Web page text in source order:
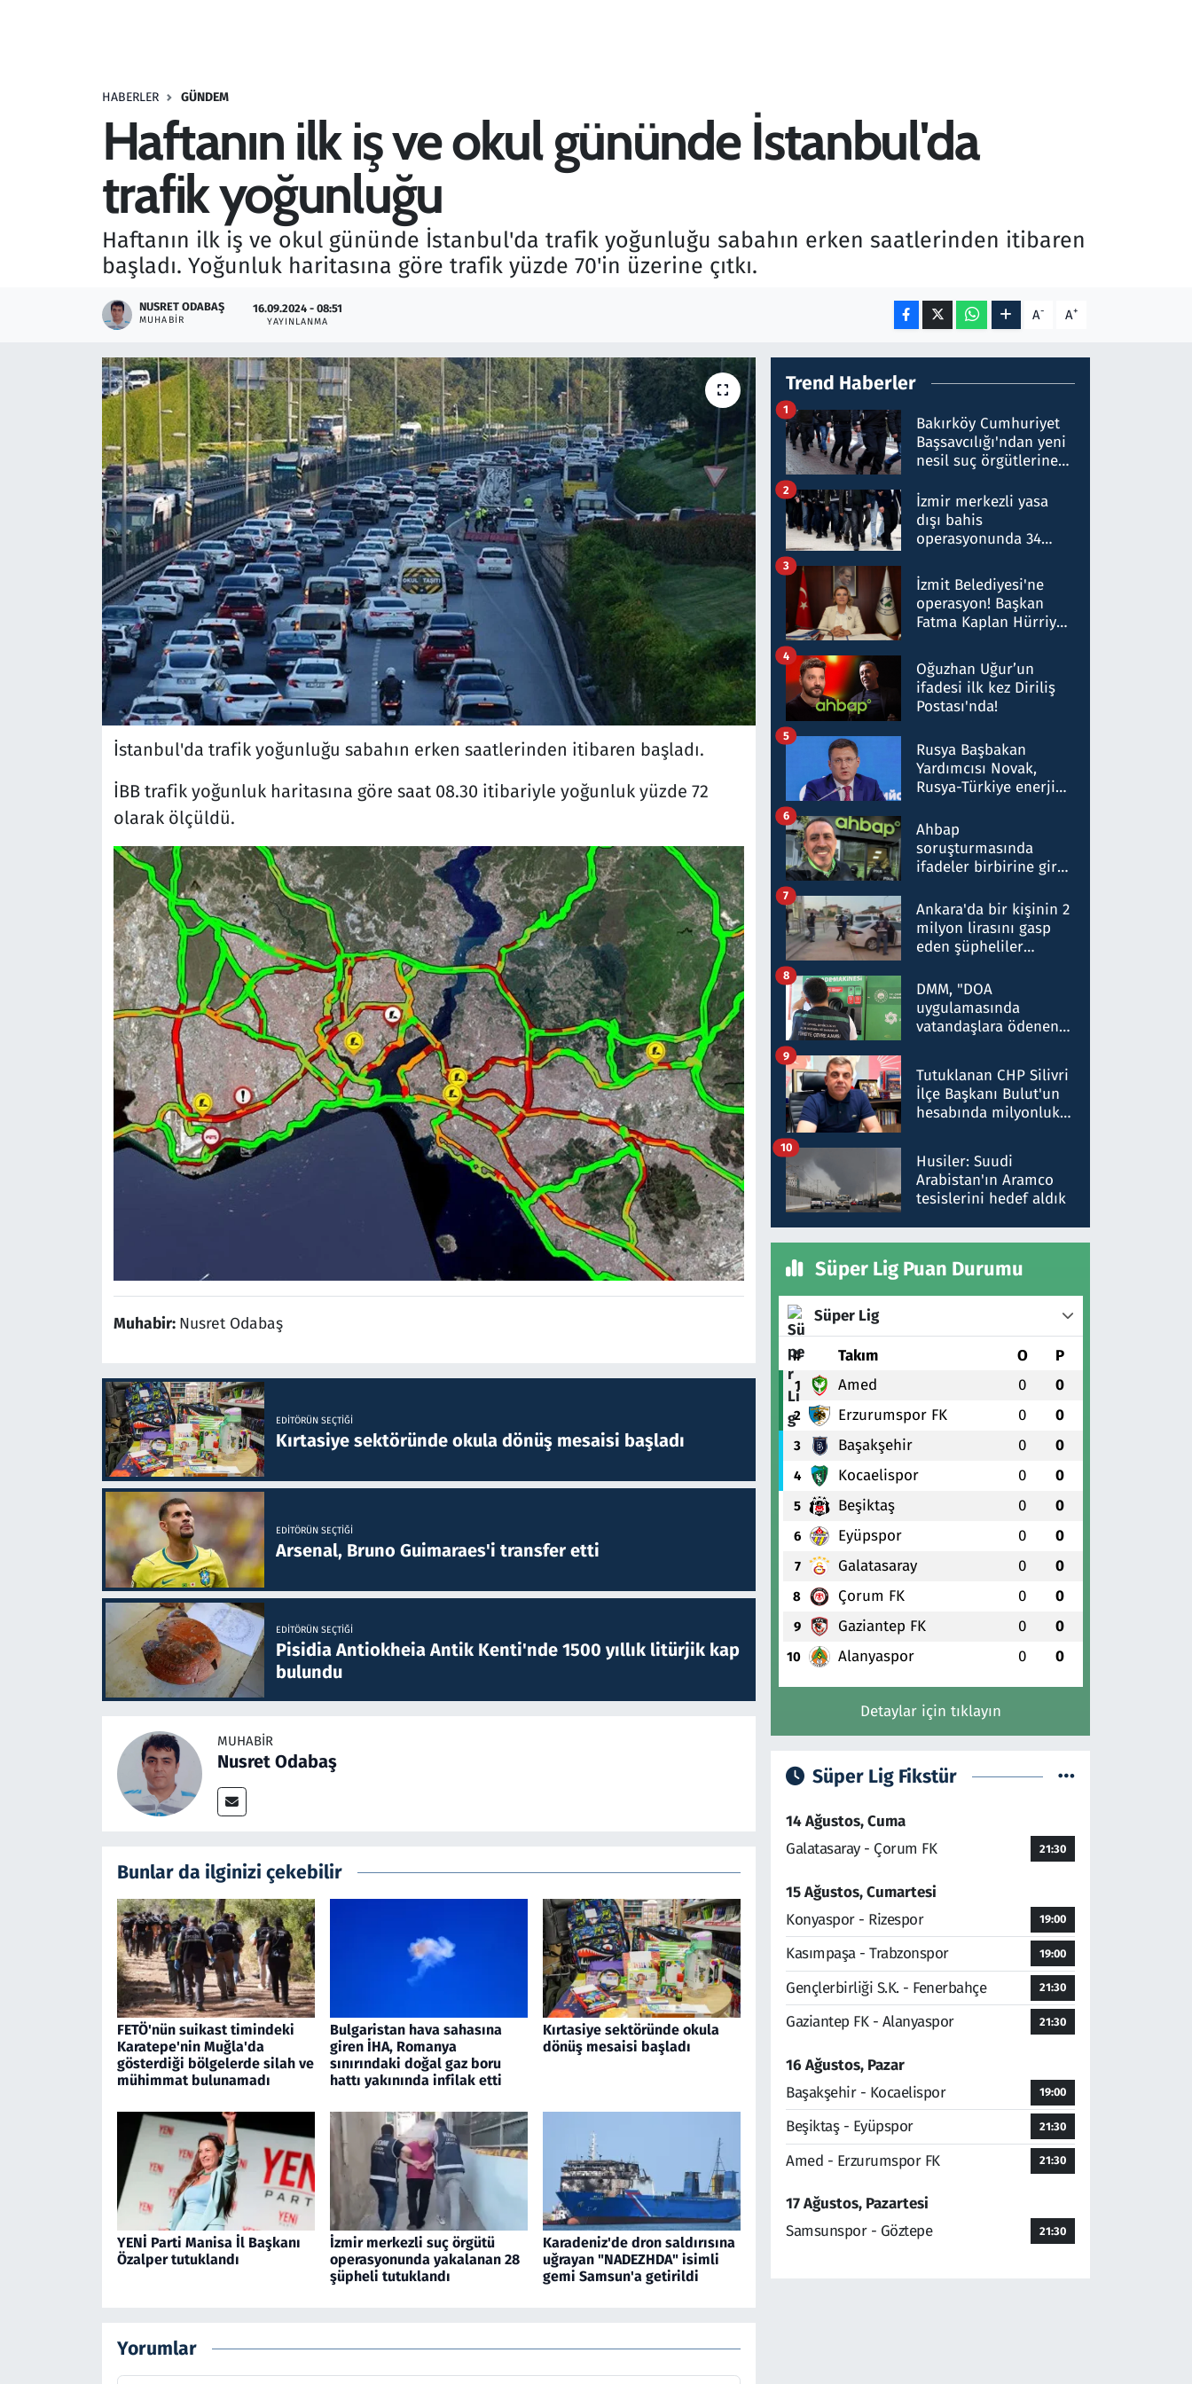
HABERLER GÜNDEM
Haftanın ilk iş ve okul gününde İstanbul'da
trafik yoğunluğu
Haftanın ilk iş ve okul gününde İstanbul'da trafik yoğunluğu sabahın erken saatlerinden itibaren
başladı. Yoğunluk haritasına göre trafik yüzde 70'in üzerine çıtkı.
NUSRET ODABAŞ
MUHABIR
16.09.2024 - 08:51
YAYINLANMA A- A+
İstanbul'da trafik yoğunluğu sabahın erken saatlerinden itibaren başladı.
İBB trafik yoğunluk haritasına göre saat 08.30 itibariyle yoğunluk yüzde 72
olarak ölçüldü.
Muhabir: Nusret Odabaş
EDITÖRÜN SEÇTIĞI
Kırtasiye sektöründe okula dönüş mesaisi başladı
EDITÖRÜN SEÇTIĞI
Arsenal, Bruno Guimaraes'i transfer etti
EDITÖRÜN SEÇTIĞI
Pisidia Antiokheia Antik Kenti'nde 1500 yıllık litürjik kap
bulundu
MUHABIR
Nusret Odabaş
Bunlar da ilginizi çekebilir
FETÖ'nün suikast timindeki
Karatepe'nin Muğla'da
gösterdiği bölgelerde silah ve
mühimmat bulunamadı
Bulgaristan hava sahasına
giren İHA, Romanya
sınırındaki doğal gaz boru
hattı yakınında infilak etti
Kırtasiye sektöründe okula
dönüş mesaisi başladı
YENİ Parti Manisa İl Başkanı
Özalper tutuklandı
İzmir merkezli suç örgütü
operasyonunda yakalanan 28
şüpheli tutuklandı
Karadeniz'de dron saldırısına
uğrayan "NADEZHDA" isimli
gemi Samsun'a getirildi
Yorumlar
Trend Haberler
Bakırköy Cumhuriyet
Başsavcılığı'ndan yeni
nesil suç örgütlerine
hakkında gözaltı kararı
1
İzmir merkezli yasa
dışı bahis
operasyonunda 34
Milyar liralık para
trafiği tespit edildi
2
İzmit Belediyesi'ne
operasyon! Başkan
Fatma Kaplan Hürriyet
3
Oğuzhan Uğur’un
ifadesi ilk kez Diriliş
Postası'nda!
4
Rusya Başbakan
Yardımcısı Novak,
Rusya-Türkiye enerji
nitelikte olduğunu
belirtti
5
Ahbap
soruşturmasında
ifadeler birbirine girdi:
ifadelerinden ortaya
çıkan tablo şok etti
6
Ankara'da bir kişinin 2
milyon lirasını gasp
eden şüpheliler
7
DMM, "DOA
uygulamasında
vatandaşlara ödenen
düşürüldüğü" iddiasını
yalanladı
8
Tutuklanan CHP Silivri
İlçe Başkanı Bulut'un
hesabında milyonluk
talimat verdi, ben
gönderdim
9
Husiler: Suudi
Arabistan'ın Aramco
tesislerini hedef aldık
10
Süper Lig Puan Durumu
Süper Lig
# Takım O P
1 Amed 0 0
2 Erzurumspor FK 0 0
3 Başakşehir 0 0
4 Kocaelispor 0 0
5 Beşiktaş 0 0
6 Eyüpspor 0 0
7 Galatasaray 0 0
8 Çorum FK 0 0
9 Gaziantep FK 0 0
10 Alanyaspor 0 0
Detaylar için tıklayın
Süper Lig Fikstür
14 Ağustos, Cuma
Galatasaray - Çorum FK
21:30
15 Ağustos, Cumartesi
Konyaspor - Rizespor
19:00
Kasımpaşa - Trabzonspor 19:00
Gençlerbirliği S.K. - Fenerbahçe 21:30
Gaziantep FK - Alanyaspor 21:30
16 Ağustos, Pazar
Başakşehir - Kocaelispor
19:00
Beşiktaş - Eyüpspor 21:30
Amed - Erzurumspor FK 21:30
17 Ağustos, Pazartesi
Samsunspor - Göztepe
21:30
Savunma Sanayi
Teknoloji ve Bilim
Televizyon